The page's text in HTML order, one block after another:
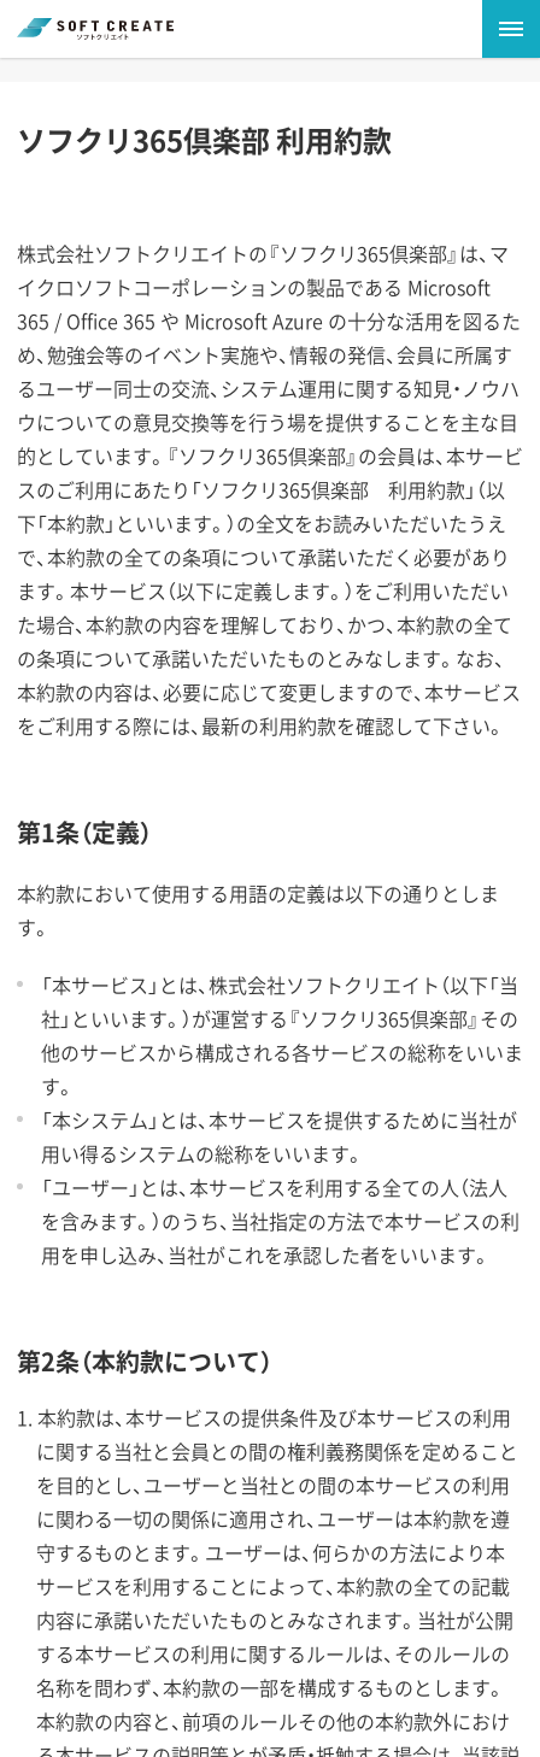
ソフクリ365倶楽部 利用約款
株式会社ソフトクリエイトの『ソフクリ365倶楽部』は、マ
イクロソフトコーポレーションの製品である Microsoft
365 / Office 365 や Microsoft Azure の十分な活用を図るた
め、勉強会等のイベント実施や、情報の発信、会員に所属す
るユーザー同士の交流、システム運用に関する知見・ノウハ
ウについての意見交換等を行う場を提供することを主な目
的としています。『ソフクリ365倶楽部』の会員は、本サービ
スのご利用にあたり「ソフクリ365倶楽部 利用約款」（以
下「本約款」といいます。）の全文をお読みいただいたうえ
で、本約款の全ての条項について承諾いただく必要があり
ます。本サービス（以下に定義します。）をご利用いただい
た場合、本約款の内容を理解しており、かつ、本約款の全て
の条項について承諾いただいたものとみなします。なお、
本約款の内容は、必要に応じて変更しますので、本サービス
をご利用する際には、最新の利用約款を確認して下さい。
第1条（定義）
本約款において使用する用語の定義は以下の通りとしま
す。
「本サービス」とは、株式会社ソフトクリエイト（以下「当
社」といいます。）が運営する『ソフクリ365倶楽部』その
他のサービスから構成される各サービスの総称をいいま
す。
「本システム」とは、本サービスを提供するために当社が
用い得るシステムの総称をいいます。
「ユーザー」とは、本サービスを利用する全ての人（法人
を含みます。）のうち、当社指定の方法で本サービスの利
用を申し込み、当社がこれを承認した者をいいます。
第2条（本約款について）
本約款は、本サービスの提供条件及び本サービスの利用
に関する当社と会員との間の権利義務関係を定めること
を目的とし、ユーザーと当社との間の本サービスの利用
に関わる一切の関係に適用され、ユーザーは本約款を遵
守するものとます。ユーザーは、何らかの方法により本
サービスを利用することによって、本約款の全ての記載
内容に承諾いただいたものとみなされます。当社が公開
する本サービスの利用に関するルールは、そのルールの
名称を問わず、本約款の一部を構成するものとします。
本約款の内容と、前項のルールその他の本約款外におけ